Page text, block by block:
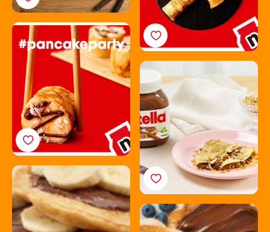
Pannenkoeksushi:
smikkelen met of
zonder stokjeV
Nutella® en hazelnoten
Nutella®
banaanpannenkoeken
Yoghurt- en
bessenpannenkoeken